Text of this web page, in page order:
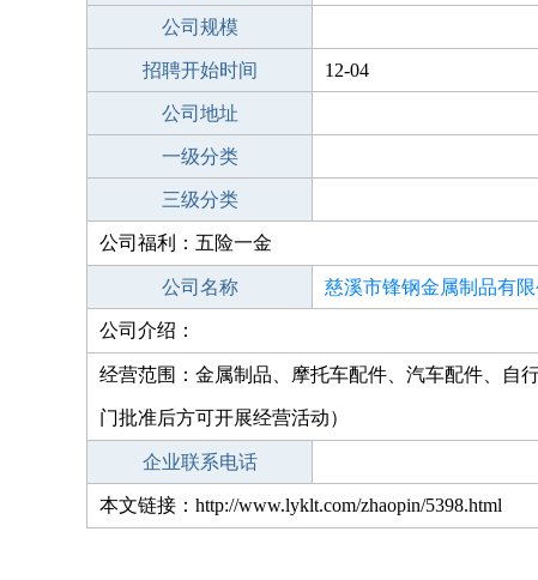
公司规模
招聘开始时间 12-04
公司地址
一级分类
三级分类
公司福利：五险一金
公司名称 慈溪市锋钢金属制品有限
公司介绍：
经营范围：金属制品、摩托车配件、汽车配件、自
门批准后方可开展经营活动）
企业联系电话
本文链接：http://www.lyklt.com/zhaopin/5398.html